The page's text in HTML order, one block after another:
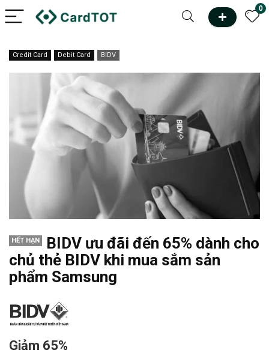
0
Credit Card Debit Card BIDV
HẾT HẠN
BIDV ưu đãi đến 65% dành cho
chủ thẻ BIDV khi mua sắm sản
phẩm Samsung
Giảm 65%